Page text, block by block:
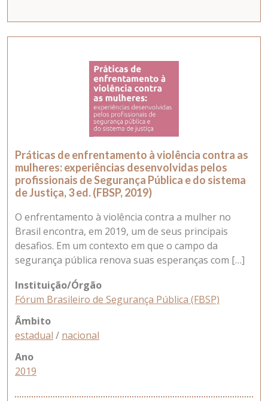
Práticas de enfrentamento à violência contra as
mulheres: experiências desenvolvidas pelos
profissionais de Segurança Pública e do sistema
de Justiça, 3 ed. (FBSP, 2019)
O enfrentamento à violência contra a mulher no
Brasil encontra, em 2019, um de seus principais
desafios. Em um contexto em que o campo da
segurança pública renova suas esperanças com […]
Instituição/Órgão
Fórum Brasileiro de Segurança Pública (FBSP)
Âmbito
estadual / nacional
Ano
2019